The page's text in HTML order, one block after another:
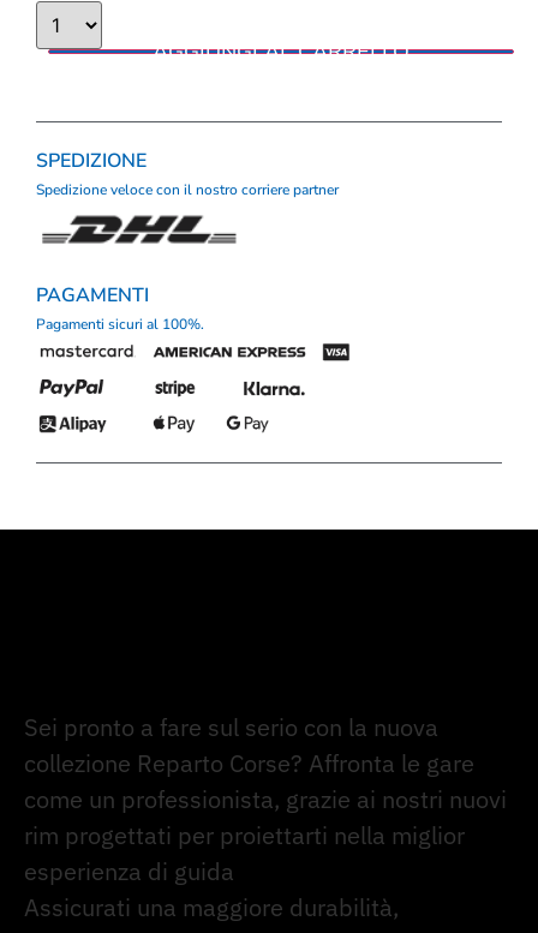
AGGIUNGI AL CARRELLO
SPEDIZIONE
Spedizione veloce con il nostro corriere partner
PAGAMENTI
Pagamenti sicuri al 100%.
Sei pronto a fare sul serio con la nuova
collezione Reparto Corse? Affronta le gare
come un professionista, grazie ai nostri nuovi
rim progettati per proiettarti nella miglior
esperienza di guida
Assicurati una maggiore durabilità,